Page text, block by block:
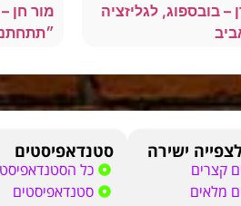
– בובספוג, לגליזציה
מור חן
ישירה
קצרים
מלאים
סטנדאפיסטים
כל
סטנדאפיסטים